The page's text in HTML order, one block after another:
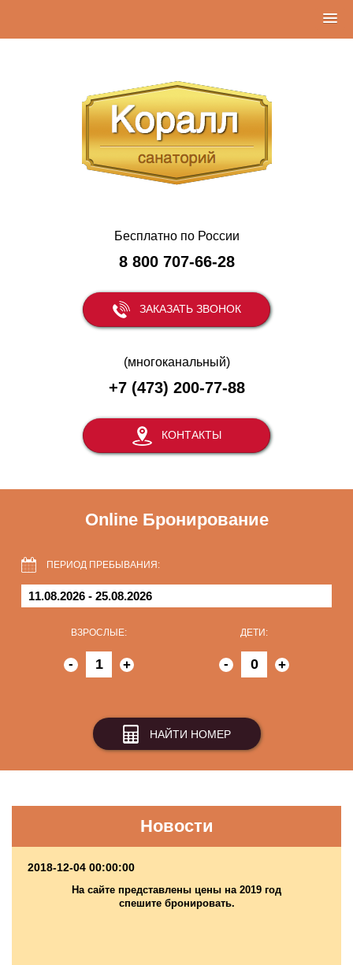
Бесплатно по России
8 800 707-66-28
ЗАКАЗАТЬ ЗВОНОК
(многоканальный)
+7 (473) 200-77-88
КОНТАКТЫ
Online Бронирование
ПЕРИОД ПРЕБЫВАНИЯ:
ВЗРОСЛЫЕ:
- +
ДЕТИ:
- +
НАЙТИ НОМЕР
Новости
2018-12-04 00:00:00
На сайте представлены цены на 2019 год
спешите бронировать.